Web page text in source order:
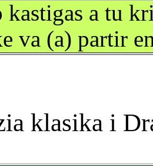
kastigas a tu
va (a) partir